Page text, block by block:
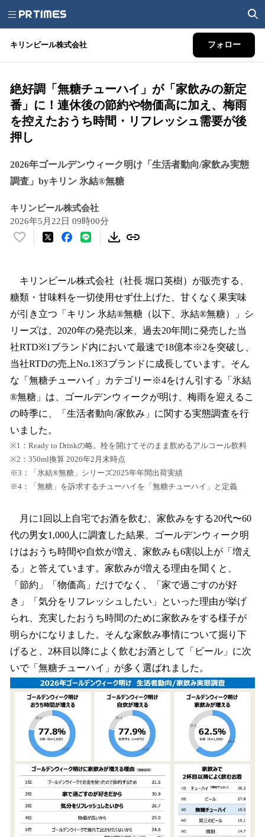
キリンビール株式会社 フォロー
絶好調「無糖チューハイ」が「家飲みの新定
番」に！連休後の節約や物価高に加え、梅雨
を控えたおうち時間・リフレッシュ需要が後
押し
2026年ゴールデンウィーク明け「生活者動向/家飲み実態
調査」byキリン 氷結®無糖
キリンビール株式会社
2026年5月22日 09時00分
い
！
数
を
読
み
込
み
中
で
す
キリンビール株式会社（社長 堀口英樹）が販売する、
糖類・甘味料を一切使用せず仕上げた、甘くなく果実味
が引き立つ「キリン 氷結®無糖（以下、氷結®無糖）」シ
リーズは、2020年の発売以来、過去20年間に発売した当
社RTD※1ブランド内において最速で18億本※2を突破し、
当社RTDの売上No.1※3ブランドに成長しています。そん
な「無糖チューハイ」カテゴリー※4をけん引する「氷結
®無糖」は、ゴールデンウィークが明け、梅雨を迎えるこ
の時季に、「生活者動向/家飲み」に関する実態調査を行
いました。
※1：Ready to Drinkの略。栓を開けてそのまま飲めるアルコール飲料
※2：350ml換算 2026年2月末時点
※3：「氷結®無糖」シリーズ2025年年間出荷実績
※4：「無糖」を訴求するチューハイを「無糖チューハイ」と定義
月に1回以上自宅でお酒を飲む、家飲みをする20代〜60
代の男女1,000人に調査した結果、ゴールデンウィーク明
けはおうち時間や自炊が増え、家飲みも6割以上が「増え
る」と答えています。家飲みが増える理由を聞くと、
「節約」「物価高」だけでなく、「家で過ごすのが好
き」「気分をリフレッシュしたい」といった理由が挙げ
られ、充実したおうち時間のために家飲みをする様子が
明らかになりました。そんな家飲み事情について掘り下
げると、2杯目以降によく飲むお酒として「ビール」に次
いで「無糖チューハイ」が多く選ばれました。